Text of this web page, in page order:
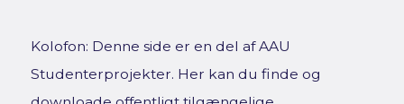
Kolofon: Denne side er en del af AAU
Studenterprojekter. Her kan du finde og